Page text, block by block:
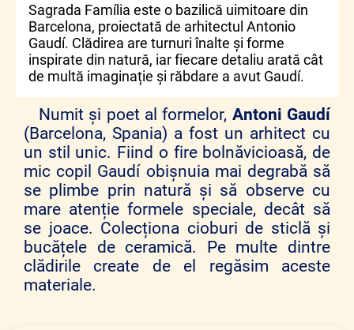
Sagrada Família este o bazilică uimitoare din
Barcelona, proiectată de arhitectul Antonio
Gaudí. Clădirea are turnuri înalte și forme
inspirate din natură, iar fiecare detaliu arată cât
de multă imaginație și răbdare a avut Gaudí.
Numit și poet al formelor, Antoni Gaudí
(Barcelona, Spania) a fost un arhitect cu
un stil unic. Fiind o fire bolnăvicioasă, de
mic copil Gaudí obișnuia mai degrabă să
se plimbe prin natură și să observe cu
mare atenție formele speciale, decât să
se joace. Colecționa cioburi de sticlă și
bucățele de ceramică. Pe multe dintre
clădirile create de el regăsim aceste
materiale.